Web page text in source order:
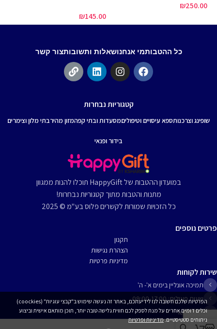
₪250.00
₪145.00
כל ההטבותמי אנחנושאלות ותשובותצור קשר
קטגוריות נבחרות
שופינג וצרכנותספא עיסויים וטיפוליםמסעדות ובתי קפהמזון מהירבתי מלון וצימרים
בידור ופנאי
במועדון ההטבות של HappyGift תוכלו להנות ממגוון
מתנות והטבות מתוך קטגוריות נבחרות!
כל הזכויות שמורות לקשרים פלוס בע"מ © 2025
פרטים נוספים
תקנון
הצהרת נגישות
מדיניות פרטיות
שירות לקוחות
תמיכה אונליין בימים א'- ה'
שעות פעילות: 09:00-17:00
יצירת קשר
הפרטיות שלכם חשובה לנו לידיעתכם, באתר זה נעשה שימוש ב"קבצי עוגיות" (coockies)
וכלים דומים אחרים על מנת לספק לכם חווית גלישה טובה יותר, תוכן מותאם אישית וביצוע
ניתוחים סטטיסטיים.מדיניות ופרטיות